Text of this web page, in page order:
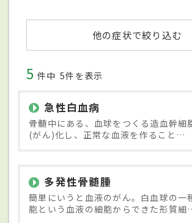
他の症状で絞り込む
5 件中 5件を表示
急性白血病
骨髄中にある、血球をつくる造血幹細
(がん)化し、正常な血液を作ること…
多発性骨髄腫
簡単にいうと血液のがん。白血球の一
胞という血液の細胞からできた形質細